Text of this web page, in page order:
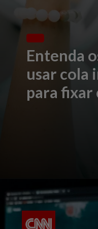
Entenda
usar cola
para fixar